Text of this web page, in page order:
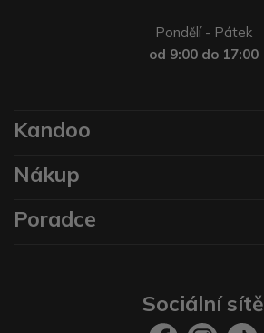
Pondělí - Pátek
od 9:00 do 17:00
Kandoo
Nákup
Poradce
Sociální sítě